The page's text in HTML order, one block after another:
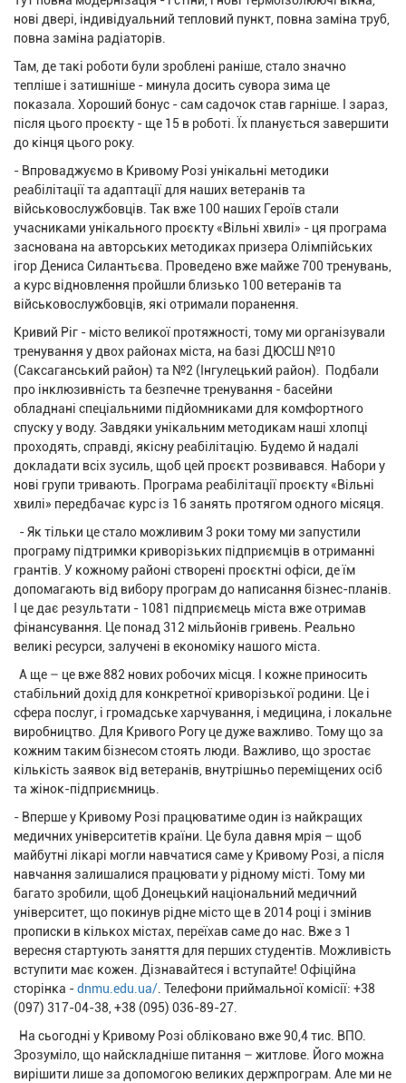
нові двері, індивідуальний тепловий пункт, повна заміна труб,
повна заміна радіаторів.
Там, де такі роботи були зроблені раніше, стало значно
тепліше і затишніше - минула досить сувора зима це
показала. Хороший бонус - сам садочок став гарніше. І зараз,
після цього проєкту - ще 15 в роботі. Їх планується завершити
до кінця цього року.
- Впроваджуємо в Кривому Розі унікальні методики
реабілітації та адаптації для наших ветеранів та
військовослужбовців. Так вже 100 наших Героїв стали
учасниками унікального проєкту «Вільні хвилі» - ця програма
заснована на авторських методиках призера Олімпійських
ігор Дениса Силантьєва. Проведено вже майже 700 тренувань,
а курс відновлення пройшли близько 100 ветеранів та
військовослужбовців, які отримали поранення.
Кривий Ріг - місто великої протяжності, тому ми організували
тренування у двох районах міста, на базі ДЮСШ №10
(Саксаганський район) та №2 (Інгулецький район). Подбали
про інклюзивність та безпечне тренування - басейни
обладнані спеціальними підйомниками для комфортного
спуску у воду. Завдяки унікальним методикам наші хлопці
проходять, справді, якісну реабілітацію. Будемо й надалі
докладати всіх зусиль, щоб цей проєкт розвивався. Набори у
нові групи тривають. Програма реабілітації проєкту «Вільні
хвилі» передбачає курс із 16 занять протягом одного місяця.
- Як тільки це стало можливим 3 роки тому ми запустили
програму підтримки криворізьких підприємців в отриманні
грантів. У кожному районі створені проєктні офіси, де їм
допомагають від вибору програм до написання бізнес-планів.
І це дає результати - 1081 підприємець міста вже отримав
фінансування. Це понад 312 мільйонів гривень. Реально
великі ресурси, залучені в економіку нашого міста.
А ще – це вже 882 нових робочих місця. І кожне приносить
стабільний дохід для конкретної криворізької родини. Це і
сфера послуг, і громадське харчування, і медицина, і локальне
виробництво. Для Кривого Рогу це дуже важливо. Тому що за
кожним таким бізнесом стоять люди. Важливо, що зростає
кількість заявок від ветеранів, внутрішньо переміщених осіб
та жінок-підприємниць.
- Вперше у Кривому Розі працюватиме один із найкращих
медичних університетів країни. Це була давня мрія – щоб
майбутні лікарі могли навчатися саме у Кривому Розі, а після
навчання залишалися працювати у рідному місті. Тому ми
багато зробили, щоб Донецький національний медичний
університет, що покинув рідне місто ще в 2014 році і змінив
прописки в кількох містах, переїхав саме до нас. Вже з 1
вересня стартують заняття для перших студентів. Можливість
вступити має кожен. Дізнавайтеся і вступайте! Офіційна
сторінка -dnmu.edu.ua/. Телефони приймальної комісії: +38
(097) 317-04-38, +38 (095) 036-89-27.
На сьогодні у Кривому Розі обліковано вже 90,4 тис. ВПО.
Зрозуміло, що найскладніше питання – житлове. Його можна
вирішити лише за допомогою великих держпрограм. Але ми не